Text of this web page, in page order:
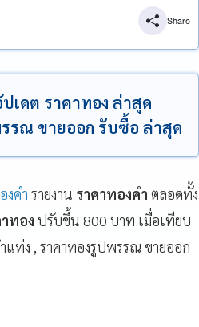
Share
เดต ราคาทอง ล่าสุด
รณ ขายออก รับซื้อ ล่าสุด
งคำ รายงาน ราคาทองคำ ตลอดทั้ง
ทอง ปรับขึ้น 800 บาท เมื่อเทียบ
แท่ง , ราคาทองรูปพรรณ ขายออก -